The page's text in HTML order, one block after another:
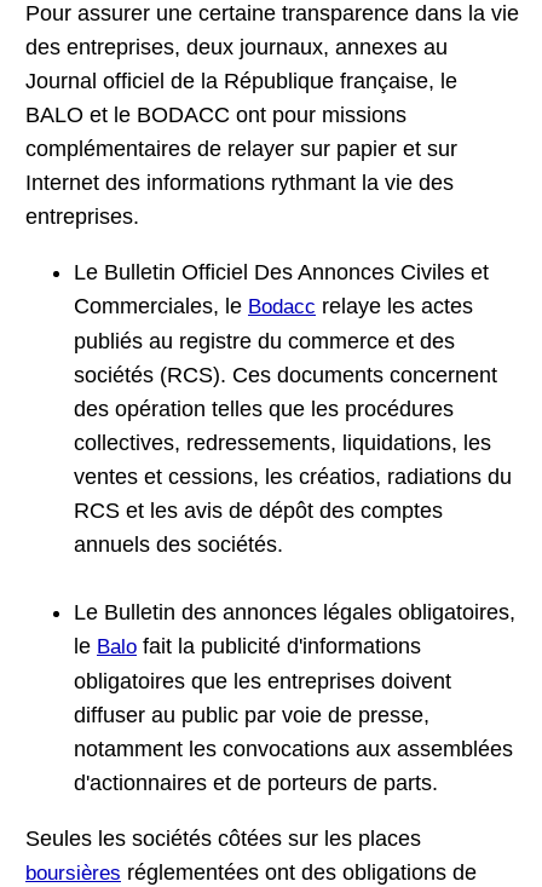
Pour assurer une certaine transparence dans la vie
des entreprises, deux journaux, annexes au
Journal officiel de la République française, le
BALO et le BODACC ont pour missions
complémentaires de relayer sur papier et sur
Internet des informations rythmant la vie des
entreprises.
Le Bulletin Officiel Des Annonces Civiles et
Commerciales, le Bodacc relaye les actes
publiés au registre du commerce et des
sociétés (RCS). Ces documents concernent
des opération telles que les procédures
collectives, redressements, liquidations, les
ventes et cessions, les créatios, radiations du
RCS et les avis de dépôt des comptes
annuels des sociétés.
Le Bulletin des annonces légales obligatoires,
le Balo fait la publicité d'informations
obligatoires que les entreprises doivent
diffuser au public par voie de presse,
notamment les convocations aux assemblées
d'actionnaires et de porteurs de parts.
Seules les sociétés côtées sur les places
boursières réglementées ont des obligations de